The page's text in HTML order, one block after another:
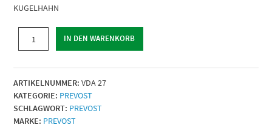
KUGELHAHN
BSPP
=
G
3/4
|
IN DEN WARENKORB
ARTIKELNUMMER: VDA 27
KATEGORIE: PREVOST
SCHLAGWORT: PREVOST
MARKE: PREVOST